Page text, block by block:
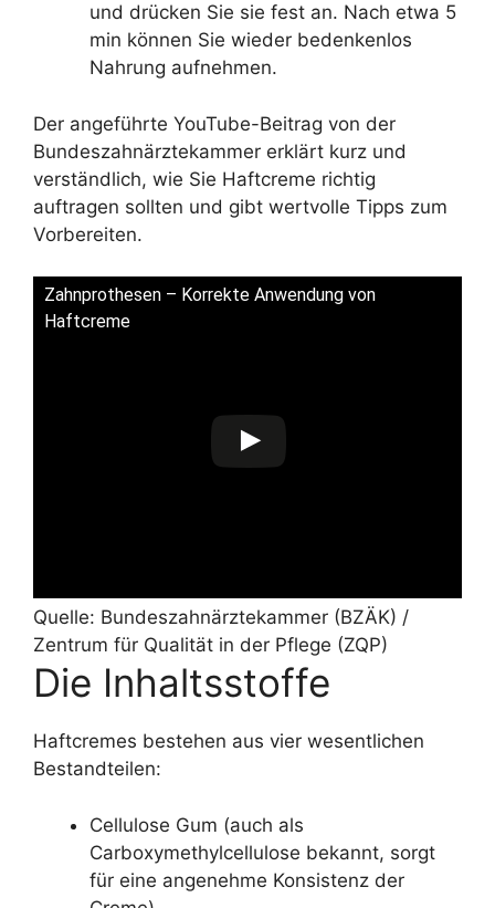
und drücken Sie sie fest an. Nach etwa 5
min können Sie wieder bedenkenlos
Nahrung aufnehmen.
Der angeführte YouTube-Beitrag von der
Bundeszahnärztekammer erklärt kurz und
verständlich, wie Sie Haftcreme richtig
auftragen sollten und gibt wertvolle Tipps zum
Vorbereiten.
Zahnprothesen – Korrekte Anwendung von
Haftcreme
Quelle: Bundeszahnärztekammer (BZÄK) /
Zentrum für Qualität in der Pflege (ZQP)
Die Inhaltsstoffe
Haftcremes bestehen aus vier wesentlichen
Bestandteilen:
Cellulose Gum (auch als
Carboxymethylcellulose bekannt, sorgt
für eine angenehme Konsistenz der